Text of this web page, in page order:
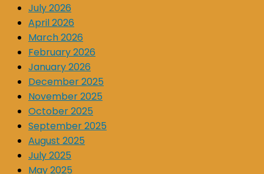
July 2026
April 2026
March 2026
February 2026
January 2026
December 2025
November 2025
October 2025
September 2025
August 2025
July 2025
May 2025